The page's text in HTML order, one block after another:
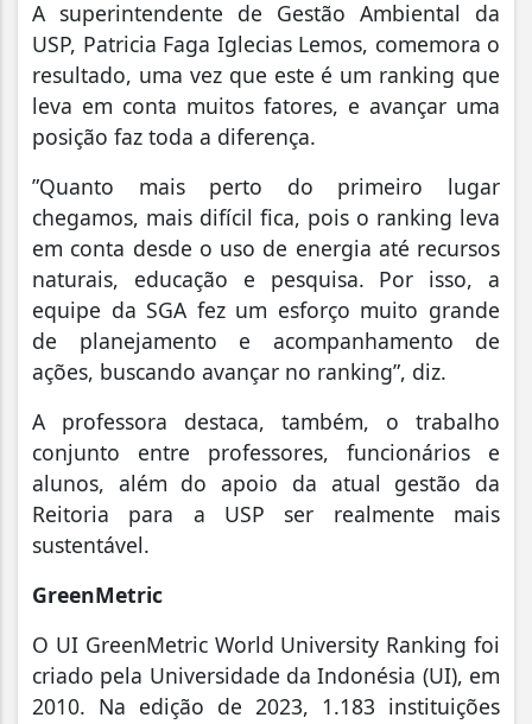
A superintendente de Gestão Ambiental da
USP, Patricia Faga Iglecias Lemos, comemora o
resultado, uma vez que este é um ranking que
leva em conta muitos fatores, e avançar uma
posição faz toda a diferença.
”Quanto mais perto do primeiro lugar
chegamos, mais difícil fica, pois o ranking leva
em conta desde o uso de energia até recursos
naturais, educação e pesquisa. Por isso, a
equipe da SGA fez um esforço muito grande
de planejamento e acompanhamento de
ações, buscando avançar no ranking”, diz.
A professora destaca, também, o trabalho
conjunto entre professores, funcionários e
alunos, além do apoio da atual gestão da
Reitoria para a USP ser realmente mais
sustentável.
GreenMetric
O UI GreenMetric World University Ranking foi
criado pela Universidade da Indonésia (UI), em
2010. Na edição de 2023, 1.183 instituições